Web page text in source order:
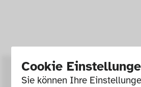
Cookie
Sie können Ihre